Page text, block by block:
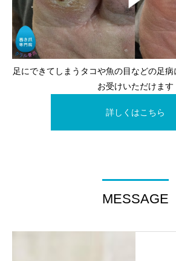
足にできてしまうタコや魚の目などの足
お受けいただけます
詳しくはこちら
MESSAGE